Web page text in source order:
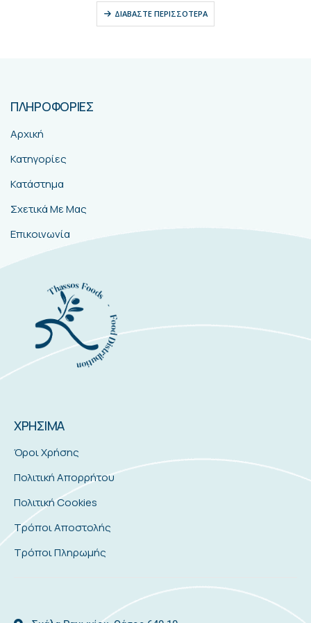
ΔΙΑΒΆΣΤΕ ΠΕΡΙΣΣΌΤΕΡΑ
ΠΛΗΡΟΦΟΡΙΕΣ
Αρχική
Κατηγορίες
Κατάστημα
Σχετικά Με Μας
Επικοινωνία
ΧΡΗΣΙΜΑ
Όροι Χρήσης
Πολιτική Απορρήτου
Πολιτική Cookies
Τρόποι Αποστολής
Τρόποι Πληρωμής